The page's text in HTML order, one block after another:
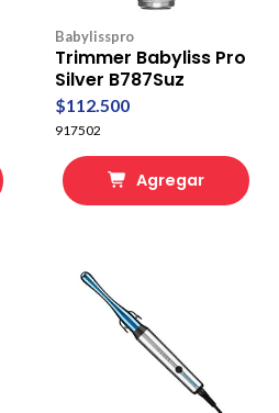
Babylisspro
Trimmer Babyliss Pro
Silver B787Suz
$112.500
917502
Agregar